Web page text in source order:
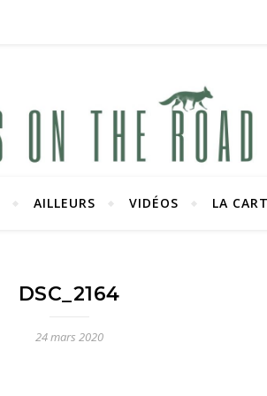
AILLEURS VIDÉOS LA
DSC_2164
24 mars 2020